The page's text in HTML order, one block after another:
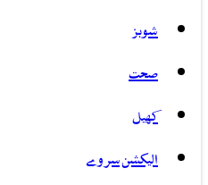
شوبز
صحت
کھیل
الیکشن سروے